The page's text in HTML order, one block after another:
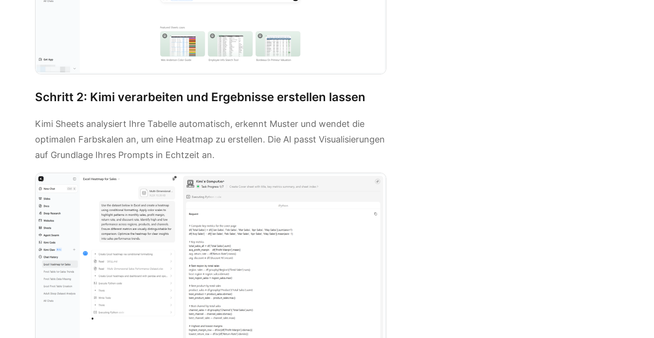
Schritt 2: Kimi verarbeiten und Ergebnisse erstellen lassen
Kimi Sheets analysiert Ihre Tabelle automatisch, erkennt Muster und wendet die
optimalen Farbskalen an, um eine Heatmap zu erstellen. Die AI passt Visualisierungen
auf Grundlage Ihres Prompts in Echtzeit an.